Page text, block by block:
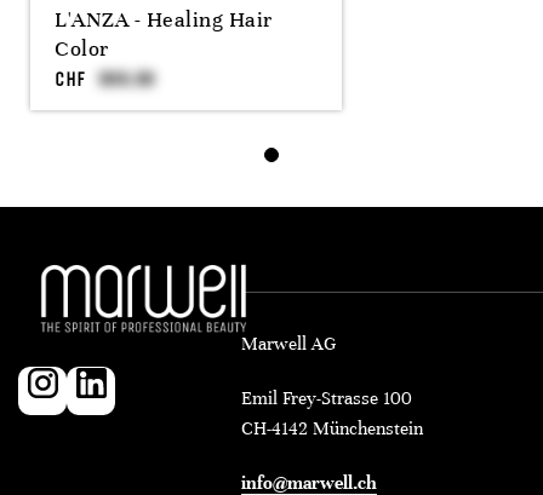
L'ANZA - Healing Hair
Color
CHF
Marwell AG
Emil Frey-Strasse 100
CH-4142 Münchenstein
info@marwell.ch